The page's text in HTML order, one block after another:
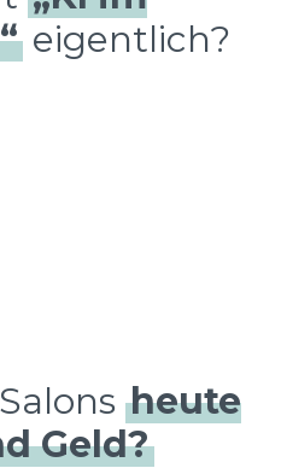
eigentlich?
heute
Geld?